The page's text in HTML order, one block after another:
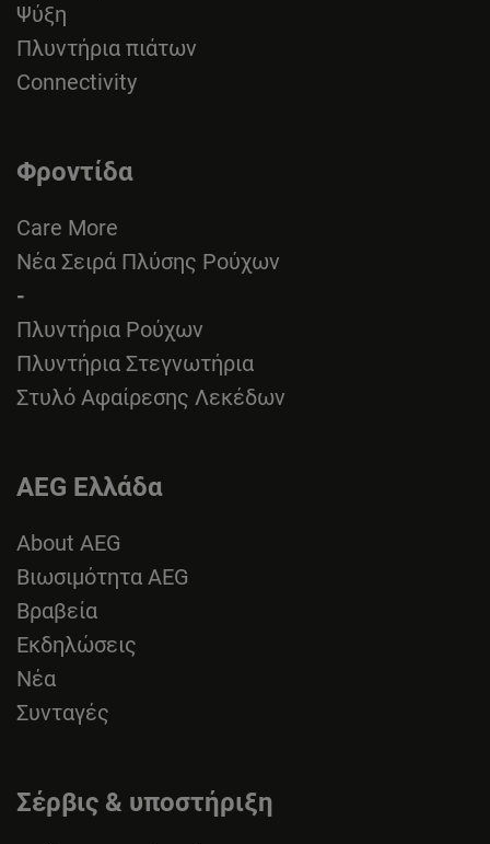
Ψύξη
Πλυντήρια πιάτων
Connectivity
Φροντίδα
Care More
Νέα Σειρά Πλύσης Ρούχων
-
Πλυντήρια Ρούχων
Πλυντήρια Στεγνωτήρια
Στυλό Αφαίρεσης Λεκέδων
AEG Ελλάδα
About AEG
Βιωσιμότητα AEG
Βραβεία
Εκδηλώσεις
Νέα
Συνταγές
Σέρβις & υποστήριξη